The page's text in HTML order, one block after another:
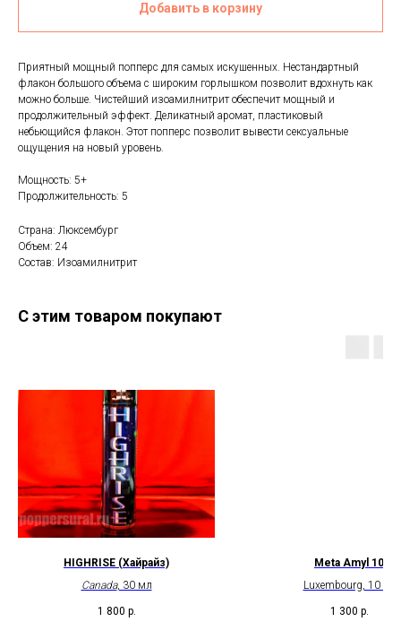
Добавить в корзину
Приятный мощный попперс для самых искушенных. Нестандартный
флакон большого объема с широким горлышком позволит вдохнуть как
можно больше. Чистейший изоамилнитрит обеспечит мощный и
продолжительный эффект. Деликатный аромат, пластиковый
небьющийся флакон. Этот попперс позволит вывести сексуальные
ощущения на новый уровень.
Мощность: 5+
Продолжительность: 5
Страна: Люксембург
Объем: 24
Состав: Изоамилнитрит
С этим товаром покупают
HIGHRISE (Хайрайз)
Canada, 30 мл
1 800 р.
Meta Amyl 10
Luxembourg, 10 ml
1 300 р.